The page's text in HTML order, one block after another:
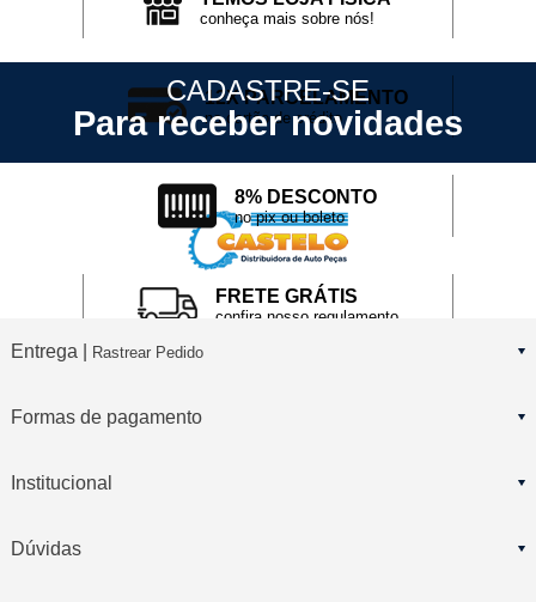
conheça mais sobre nós!
12X PARCELAMENTO
no cartão de crédito
8% DESCONTO
no pix ou boleto
FRETE GRÁTIS
confira nosso regulamento
CADASTRE-SE
Para receber novidades
Entrega | Rastrear Pedido
Formas de pagamento
Institucional
Dúvidas